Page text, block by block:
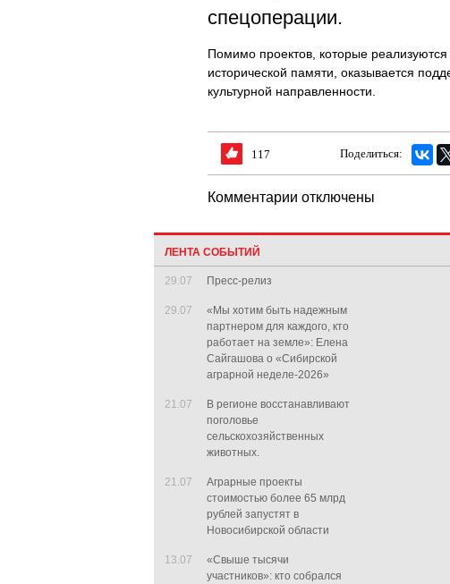
спецоперации.
Помимо проектов, которые
исторической памяти, оказывается
культурной направленности.
117 Поделиться:
Комментарии отключены
ЛЕНТА СОБЫТИЙ
29.07 Пресс-релиз
29.07
«Мы хотим быть надежным
партнером для каждого, кто
работает на земле»: Елена
Сайгашова о «Сибирской
аграрной неделе-2026»
21.07
В регионе восстанавливают
поголовье
сельскохозяйственных
животных.
21.07
Аграрные проекты
стоимостью более 65 млрд
рублей запустят в
Новосибирской области
13.07
«Свыше тысячи
участников»: кто собрался